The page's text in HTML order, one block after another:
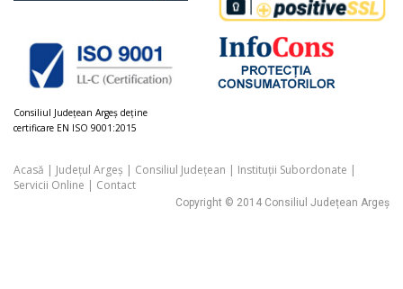
Consiliul Judeţean Argeș deţine
certificare EN ISO 9001:2015
Acasă | Județul Argeș | Consiliul Județean | Instituții Subordonate |
Servicii Online | Contact
Copyright © 2014 Consiliul Județean Argeș